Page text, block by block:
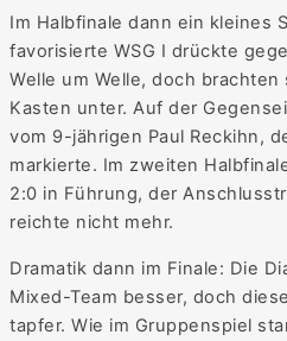
Im Halbfinale dann ein kleines
favorisierte WSG I drückte
Welle um Welle, doch
Kasten unter. Auf der
vom 9-jährigen Paul Reckihn,
markierte. Im zweiten
2:0 in Führung, der
reichte nicht mehr.
Dramatik dann im Finale: Die
Mixed-Team besser, doch
tapfer. Wie im Gruppenspiel